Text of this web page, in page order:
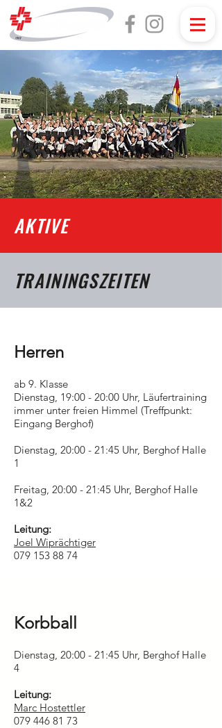
AKTIVE
TRAININGSZEITEN
Herren
ab 9. Klasse
Dienstag, 19:00 - 20:00 Uhr, Läufertraining
immer unter freien Himmel (Treffpunkt:
Eingang Berghof)
Dienstag, 20:00 - 21:45 Uhr, Berghof Halle
1
Freitag, 20:00 - 21:45 Uhr, Berghof Halle
1&2
Leitung:
Joel Wiprächtiger
079 153 88 74
Korbball
Dienstag, 20:00 - 21:45 Uhr, Berghof Halle
4
Leitung:
Marc Hostettler
079 446 81 73